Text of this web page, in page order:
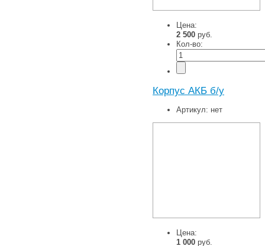
Цена:
2 500 руб.
Кол-во:
Корпус АКБ б/у
Артикул: нет
Цена:
1 000 руб.